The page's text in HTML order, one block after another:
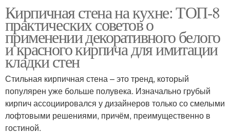
Кирпичная стена на кухне: ТОП-8
практических советов о
применении декоративного белого
и красного кирпича для имитации
кладки стен
Стильная кирпичная стена – это тренд, который
популярен уже больше полувека. Изначально грубый
кирпич ассоциировался у дизайнеров только со смелыми
лофтовыми решениями, причём, преимущественно в
гостиной.